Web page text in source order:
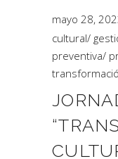
mayo 28,
cultural/
preventiva/